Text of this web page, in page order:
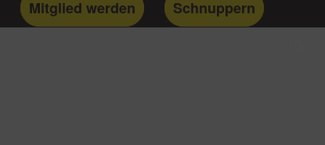
Mitglied werden
Schnuppern